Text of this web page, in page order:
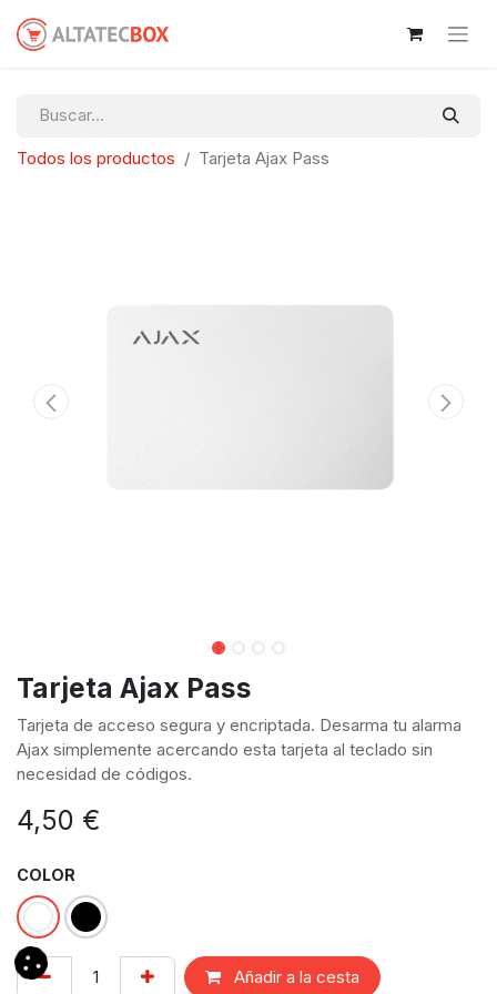
Todos los productos Tarjeta Ajax Pass
Tarjeta Ajax Pass
Tarjeta de acceso segura y encriptada. Desarma tu alarma
Ajax simplemente acercando esta tarjeta al teclado sin
necesidad de códigos.
4,50 €
COLOR
Añadir a la cesta